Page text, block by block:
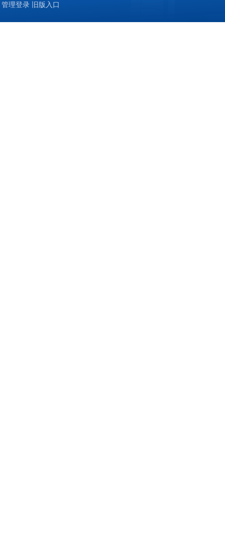
管理登录 旧版入口